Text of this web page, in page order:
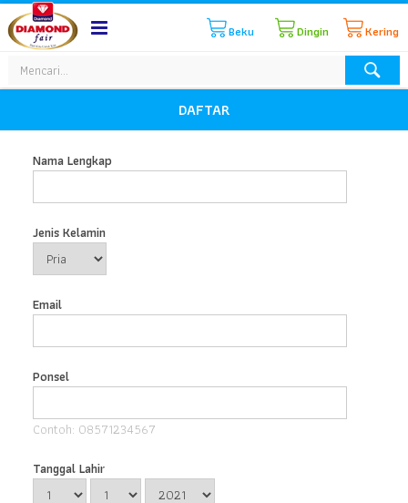
Kering
Dingin
Beku
DAFTAR
Nama Lengkap
Jenis Kelamin
Email
Ponsel
Contoh: 08571234567
Tanggal Lahir